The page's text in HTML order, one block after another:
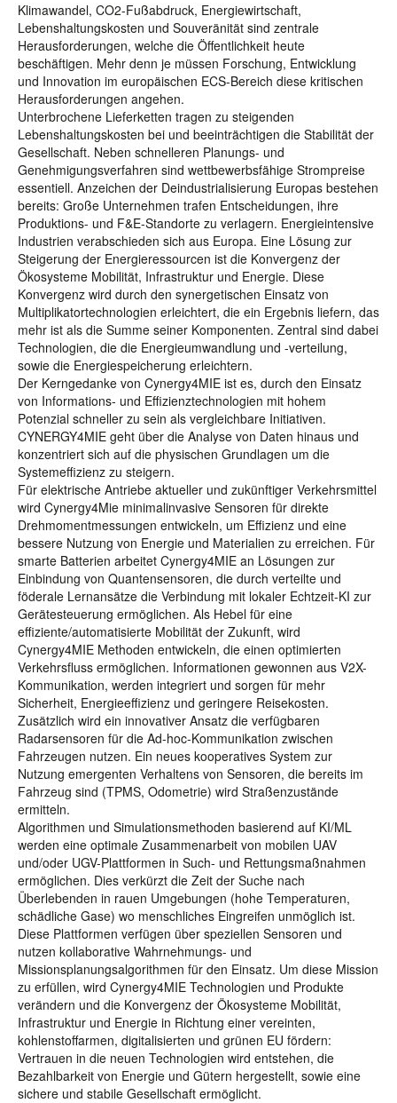
Klimawandel, CO2-Fußabdruck, Energiewirtschaft,
Lebenshaltungskosten und Souveränität sind zentrale
Herausforderungen, welche die Öffentlichkeit heute
beschäftigen. Mehr denn je müssen Forschung, Entwicklung
und Innovation im europäischen ECS-Bereich diese kritischen
Herausforderungen angehen.
Unterbrochene Lieferketten tragen zu steigenden
Lebenshaltungskosten bei und beeinträchtigen die Stabilität der
Gesellschaft. Neben schnelleren Planungs- und
Genehmigungsverfahren sind wettbewerbsfähige Strompreise
essentiell. Anzeichen der Deindustrialisierung Europas bestehen
bereits: Große Unternehmen trafen Entscheidungen, ihre
Produktions- und F&E-Standorte zu verlagern. Energieintensive
Industrien verabschieden sich aus Europa. Eine Lösung zur
Steigerung der Energieressourcen ist die Konvergenz der
Ökosysteme Mobilität, Infrastruktur und Energie. Diese
Konvergenz wird durch den synergetischen Einsatz von
Multiplikatortechnologien erleichtert, die ein Ergebnis liefern, das
mehr ist als die Summe seiner Komponenten. Zentral sind dabei
Technologien, die die Energieumwandlung und -verteilung,
sowie die Energiespeicherung erleichtern.
Der Kerngedanke von Cynergy4MIE ist es, durch den Einsatz
von Informations- und Effizienztechnologien mit hohem
Potenzial schneller zu sein als vergleichbare Initiativen.
CYNERGY4MIE geht über die Analyse von Daten hinaus und
konzentriert sich auf die physischen Grundlagen um die
Systemeffizienz zu steigern.
Für elektrische Antriebe aktueller und zukünftiger Verkehrsmittel
wird Cynergy4Mie minimalinvasive Sensoren für direkte
Drehmomentmessungen entwickeln, um Effizienz und eine
bessere Nutzung von Energie und Materialien zu erreichen. Für
smarte Batterien arbeitet Cynergy4MIE an Lösungen zur
Einbindung von Quantensensoren, die durch verteilte und
föderale Lernansätze die Verbindung mit lokaler Echtzeit-KI zur
Gerätesteuerung ermöglichen. Als Hebel für eine
effiziente/automatisierte Mobilität der Zukunft, wird
Cynergy4MIE Methoden entwickeln, die einen optimierten
Verkehrsfluss ermöglichen. Informationen gewonnen aus V2X-
Kommunikation, werden integriert und sorgen für mehr
Sicherheit, Energieeffizienz und geringere Reisekosten.
Zusätzlich wird ein innovativer Ansatz die verfügbaren
Radarsensoren für die Ad-hoc-Kommunikation zwischen
Fahrzeugen nutzen. Ein neues kooperatives System zur
Nutzung emergenten Verhaltens von Sensoren, die bereits im
Fahrzeug sind (TPMS, Odometrie) wird Straßenzustände
ermitteln.
Algorithmen und Simulationsmethoden basierend auf KI/ML
werden eine optimale Zusammenarbeit von mobilen UAV
und/oder UGV-Plattformen in Such- und Rettungsmaßnahmen
ermöglichen. Dies verkürzt die Zeit der Suche nach
Überlebenden in rauen Umgebungen (hohe Temperaturen,
schädliche Gase) wo menschliches Eingreifen unmöglich ist.
Diese Plattformen verfügen über speziellen Sensoren und
nutzen kollaborative Wahrnehmungs- und
Missionsplanungsalgorithmen für den Einsatz. Um diese Mission
zu erfüllen, wird Cynergy4MIE Technologien und Produkte
verändern und die Konvergenz der Ökosysteme Mobilität,
Infrastruktur und Energie in Richtung einer vereinten,
kohlenstoffarmen, digitalisierten und grünen EU fördern:
Vertrauen in die neuen Technologien wird entstehen, die
Bezahlbarkeit von Energie und Gütern hergestellt, sowie eine
sichere und stabile Gesellschaft ermöglicht.